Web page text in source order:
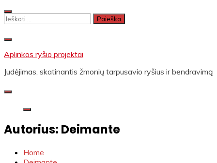
Skip
to
Ieškoti:
Aplinkos ryšio projektai
Judėjimas, skatinantis žmonių tarpusavio ryšius ir bendravimą
Autorius: Deimante
Home